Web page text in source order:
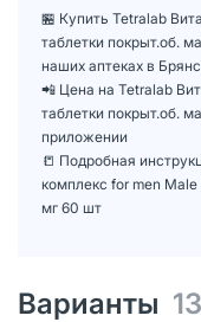
🏪 Купить Tetralab
таблетки покрыт.об.
наших аптеках в
📲 Цена на Tetralab
таблетки покрыт.об.
приложении
📒 Подробная
комплекс for men
мг 60 шт
Варианты 13